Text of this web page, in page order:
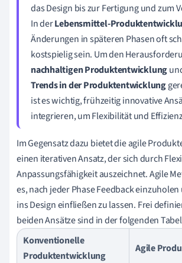
das Design bis zur Fertigung und zum
In derLebensmittel-
Änderungen in späteren Phasen oft
kostspielig sein. Um den
nachhaltigen Produktentwicklung
Trends in der Produktentwicklung
ist es wichtig, frühzeitig innovative
integrieren, um Flexibilität und
Im Gegensatz dazu bietet die agile
einen iterativen Ansatz, der sich durch
Anpassungsfähigkeit auszeichnet. Agile
es, nach jeder Phase Feedback
ins Design einfließen zu lassen. Frei
beiden Ansätze sind in der folgenden
Konventionelle
Produktentwicklung
Agile